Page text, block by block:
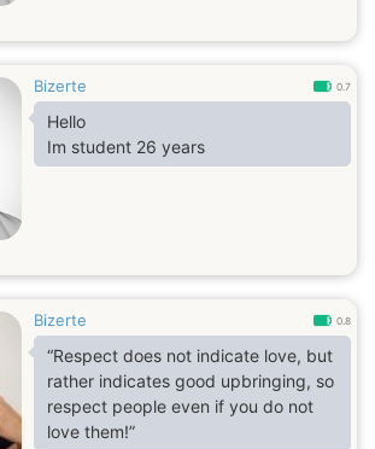
Bizerte 0.7
Hello
Im student 26 years
Bizerte 0.8
“Respect does not indicate love, but
rather indicates good upbringing, so
respect people even if you do not
love them!”